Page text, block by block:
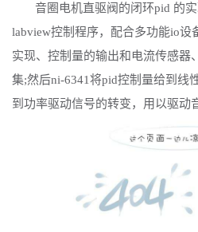
音圈电机直驱阀的闭环pid 的
labview控制程序，配合多功能io设
实现、控制量的输出和电流传感器
集;然后ni-6341将pid控制量给到线
到功率驱动信号的转变，用以驱动